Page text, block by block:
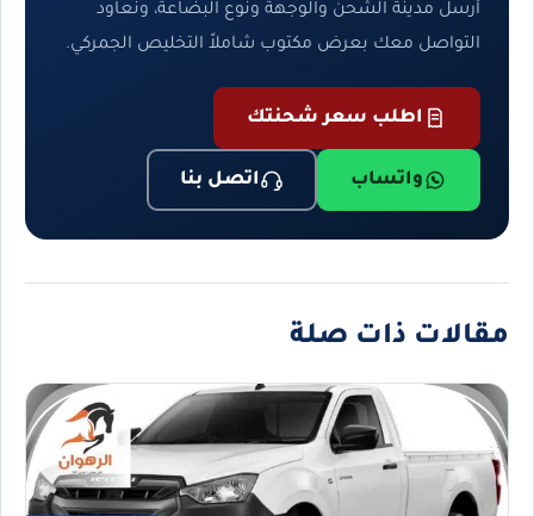
أرسل مدينة الشحن والوجهة ونوع البضاعة، ونعاود
التواصل معك بعرض مكتوب شاملاً التخليص الجمركي.
اطلب سعر شحنتك
واتساب اتصل بنا
مقالات ذات صلة